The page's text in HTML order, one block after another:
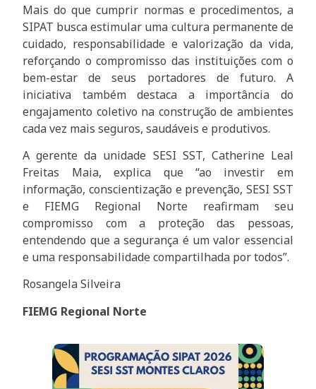
Mais do que cumprir normas e procedimentos, a
SIPAT busca estimular uma cultura permanente de
cuidado, responsabilidade e valorização da vida,
reforçando o compromisso das instituições com o
bem-estar de seus portadores de futuro. A
iniciativa também destaca a importância do
engajamento coletivo na construção de ambientes
cada vez mais seguros, saudáveis e produtivos.
A gerente da unidade SESI SST, Catherine Leal
Freitas Maia, explica que “ao investir em
informação, conscientização e prevenção, SESI SST
e FIEMG Regional Norte reafirmam seu
compromisso com a proteção das pessoas,
entendendo que a segurança é um valor essencial
e uma responsabilidade compartilhada por todos”.
Rosangela Silveira
FIEMG Regional Norte